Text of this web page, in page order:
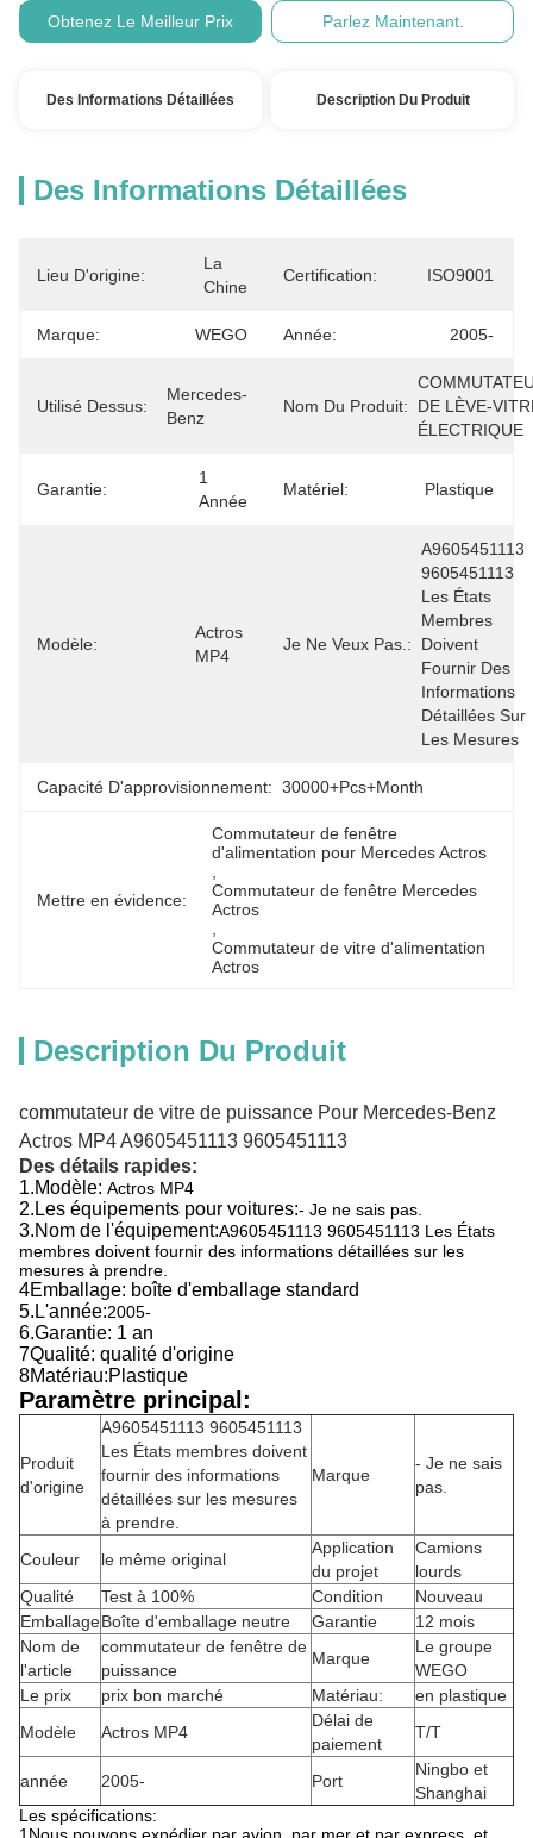
Paiement:
Obtenez Le Meilleur Prix
Parlez Maintenant.
Des Informations Détaillées Description Du Produit
Des Informations Détaillées
Lieu D'origine:
La
Chine
Certification: ISO9001
Marque: WEGO Année: 2005-
Utilisé Dessus:
Mercedes-
Benz
Nom Du Produit:
DE LÈVE-
ÉLECTRIQUE
Garantie:
1
Année
Matériel: Plastique
Modèle:
Actros
MP4
Je Ne Veux Pas.:
A9605451113
9605451113
Les États
Membres
Doivent
Fournir Des
Informations
Détaillées Sur
Les Mesures
Capacité D'approvisionnement: 30000+Pcs+Month
Mettre en évidence:
Commutateur de fenêtre
d'alimentation pour Mercedes Actros
Commutateur de fenêtre Mercedes
Actros
Commutateur de vitre d'alimentation
Actros
Description Du Produit
commutateur de vitre de puissance Pour Mercedes-Benz
Actros MP4 A9605451113 9605451113
Des détails rapides:
1.Modèle: Actros MP4
2. Les équipements pour voitures:- Je ne sais pas.
3.Nom de l'équipement:A9605451113 9605451113 Les États
membres doivent fournir des informations détaillées sur les
mesures à prendre.
4Emballage: boîte d'emballage standard
5. L'année:2005-
6.Garantie: 1 an
7Qualité: qualité d'origine
8Matériau:Plastique
Paramètre principal:
Produit
d'origine
A9605451113 9605451113
Les États membres doivent
fournir des informations
détaillées sur les mesures
à prendre.
Marque
- Je ne sais
pas.
Couleur le même original
Application
du projet
Camions
lourds
Qualité
Test à 100% Condition
Nouveau
EmballageBoîte d'emballage neutre Garantie
12 mois
Nom de
l'article
commutateur de fenêtre de
puissance
Marque
Le groupe
WEGO
Le prix
prix bon marché Matériau:
en plastique
Modèle
Actros MP4
Délai de
paiement
T/T
année 2005- Port
Ningbo et
Shanghai
Les spécifications: